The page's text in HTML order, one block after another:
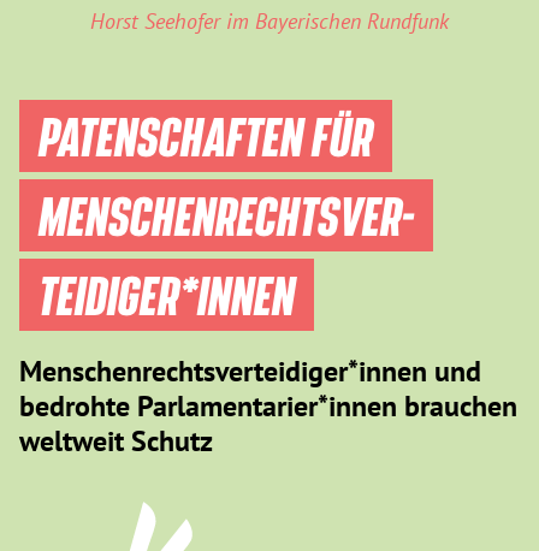
Horst Seehofer im Bayerischen Rundfunk
PATENSCHAFTEN FÜR
MENSCHEN­RECHTS­VER­
TEIDIGER­*INNEN
Menschenrechtsverteidiger*innen und
bedrohte Parlamentarier*innen brauchen
weltweit Schutz